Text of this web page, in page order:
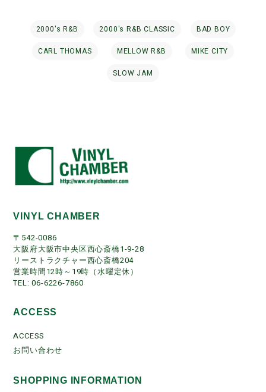
2000's R&B 2000's R&B CLASSIC BAD BOY
CARL THOMAS MELLOW R&B MIKE CITY
SLOW JAM
VINYL CHAMBER
〒542-0086
大阪府大阪市中央区西心斎橋1-9-28
リーストラクチャー西心斎橋204
営業時間12時～19時（水曜定休）
TEL: 06-6226-7860
ACCESS
ACCESS
お問い合わせ
SHOPPING INFORMATION